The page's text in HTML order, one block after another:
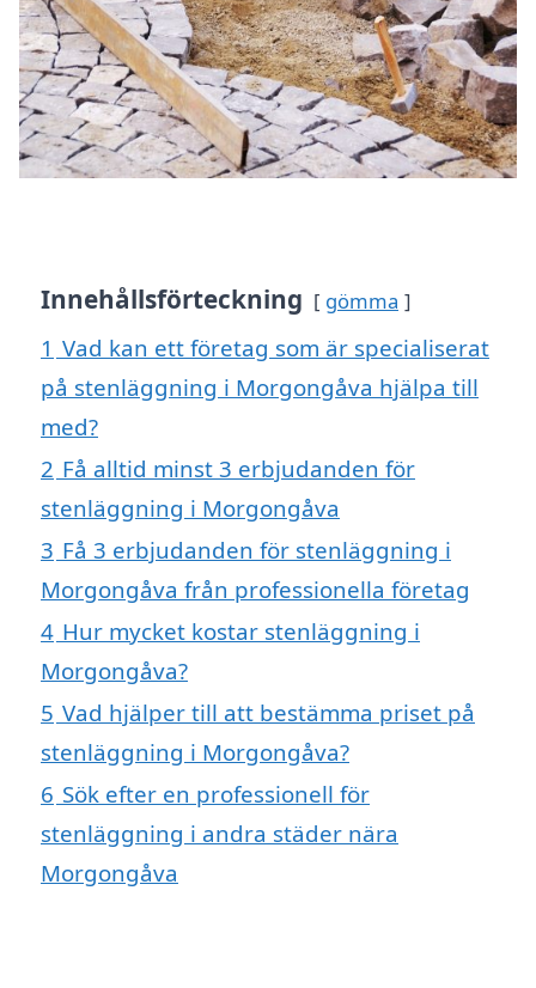
Innehållsförteckning gömma
1 Vad kan ett företag som är specialiserat
på stenläggning i Morgongåva hjälpa till
med?
2 Få alltid minst 3 erbjudanden för
stenläggning i Morgongåva
3 Få 3 erbjudanden för stenläggning i
Morgongåva från professionella företag
4 Hur mycket kostar stenläggning i
Morgongåva?
5 Vad hjälper till att bestämma priset på
stenläggning i Morgongåva?
6 Sök efter en professionell för
stenläggning i andra städer nära
Morgongåva